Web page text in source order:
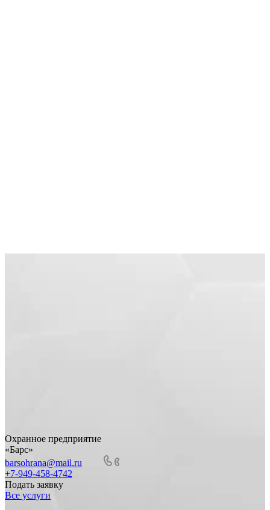
Охранное предприятие
«Барс»
barsohrana@mail.ru
+7-949-458-4742
Подать заявку
Все услуги